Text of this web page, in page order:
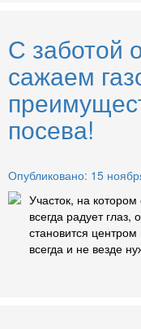
С заботой
сажаем
посева!
Опубликовано: 15
Участок, на
всегда радует глаз,
становится
всегда и не везде